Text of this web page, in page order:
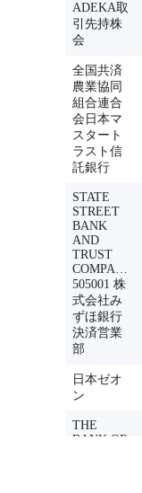
ADEKA取
引先持株
会
全国共済
農業協同
組合連合
会日本マ
スタート
ラスト信
託銀行
STATE
STREET
BANK
AND
TRUST
COMPANY
505001 株
式会社み
ずほ銀行
決済営業
部
日本ゼオ
ン
THE
BANK OF